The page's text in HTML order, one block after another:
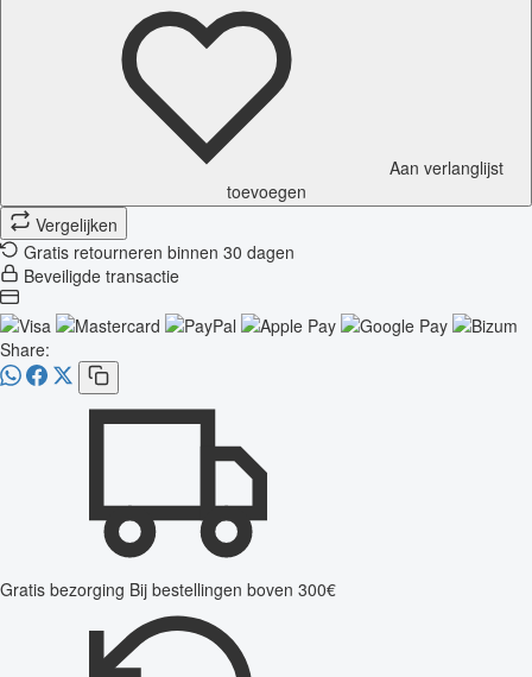
Aan verlanglijst
toevoegen
Vergelijken
Gratis retourneren binnen 30 dagen
Beveiligde transactie
Share:
Gratis bezorging Bij bestellingen boven 300€